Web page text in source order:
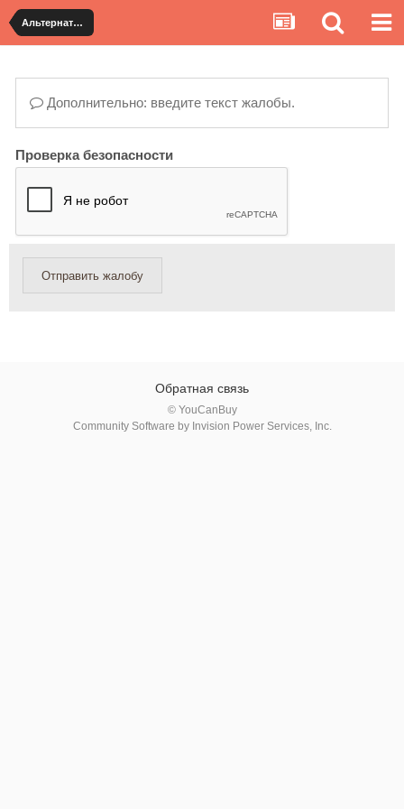
Альтернативная доставка YouCanBuy (slow)
Дополнительно: введите текст жалобы.
Проверка безопасности
Отправить жалобу
Обратная связь
© YouCanBuy
Community Software by Invision Power Services, Inc.